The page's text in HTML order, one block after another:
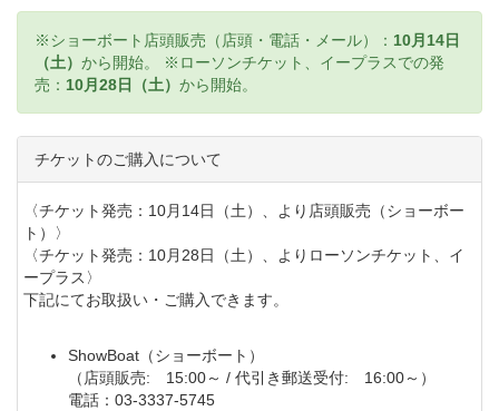
※ショーボート店頭販売（店頭・電話・メール）： 10月14日
（土） から開始。 ※ローソンチケット、イープラスでの発
売： 10月28日（土） から開始。
チケットのご購入について
〈チケット発売：10月14日（土）、より店頭販売（ショーボー
ト）〉
〈チケット発売：10月28日（土）、よりローソンチケット、イ
ープラス〉
下記にてお取扱い・ご購入できます。
ShowBoat（ショーボート）
（店頭販売: 15:00～ / 代引き郵送受付: 16:00～）
電話：03-3337-5745